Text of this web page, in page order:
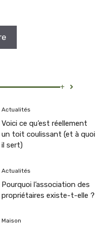
+
Actualités
Voici ce qu’est réellement
un toit coulissant (et à quoi
il sert)
Actualités
Pourquoi l’association des
propriétaires existe-t-elle ?
Maison